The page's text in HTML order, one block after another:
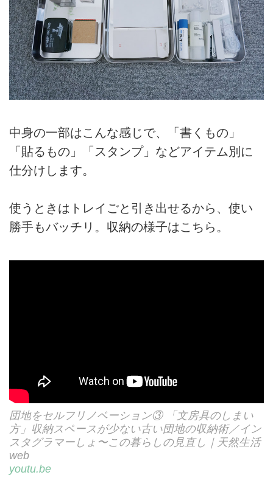
中身の一部はこんな感じで、「書くもの」
「貼るもの」「スタンプ」などアイテム別に
仕分けします。
使うときはトレイごと引き出せるから、使い
勝手もバッチリ。収納の様子はこちら。
団地をセルフリノベーション③ 「文房具のしまい
方」収納スペースが少ない古い団地の収納術／イン
スタグラマーしょ〜この暮らしの見直し｜天然生活
web
youtu.be